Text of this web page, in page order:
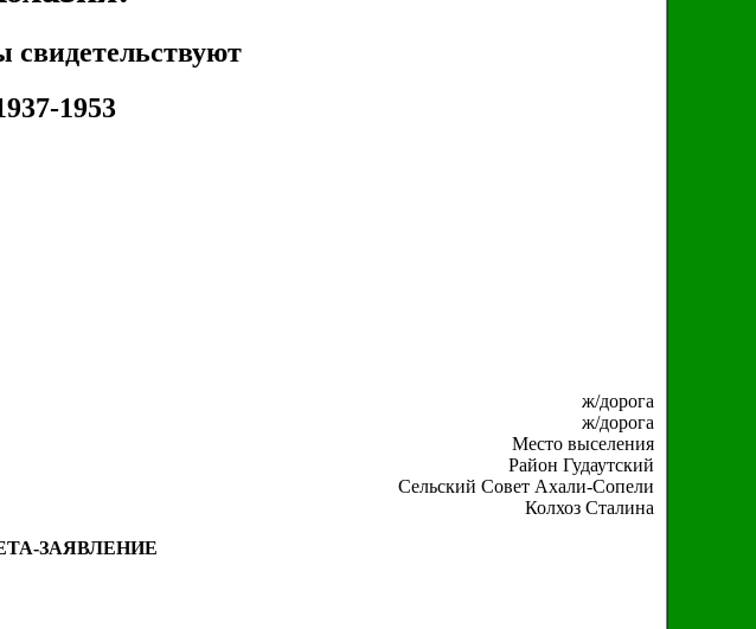
свидетельствуют
1953
ж/дорога
ж/дорога
Место выселения
Район Гудаутский
Сельский Совет Ахали-Сопели
Колхоз Сталина
ЗАЯВЛЕНИЕ